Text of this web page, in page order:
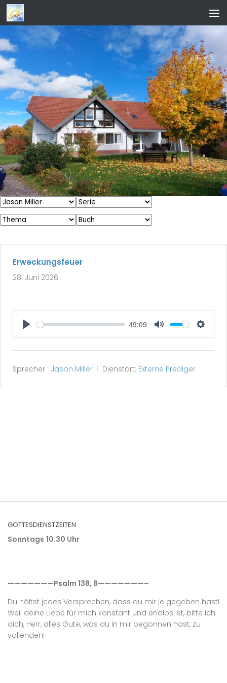
Zum Inhalt springen
Erweckungsfeuer
28. Juni 2026
Play
49:09
Mute Settings
Sprecher : Jason Miller Dienstart: Externe Prediger
GOTTESDIENSTZEITEN
Sonntags 10.30 Uhr
———————Psalm 138, 8———————–
Du hältst jedes Versprechen, dass du mir je gegeben hast!
Weil deine Liebe für mich konstant und endlos ist, bitte ich
dich, Herr, alles Gute, was du in mir begonnen hast, zu
vollenden!